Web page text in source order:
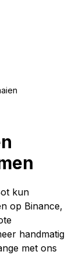
kun
op Binance,
handmatig
met ons